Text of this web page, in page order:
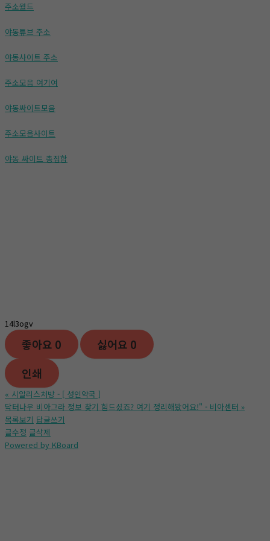
주소월드
야동튜브 주소
야동사이트 주소
주소모음 여기여
야동싸이트모음
주소모음사이트
야동 싸이트 총집합
14l3ogv
좋아요 0 싫어요 0
인쇄
« 시알리스처방 - [ 성인약국 ]
닥터나우 비아그라 정보 찾기 힘드셨죠? 여기 정리해봤어요!" - 비아센터 »
목록보기 답글쓰기
글수정 글삭제
Powered by KBoard